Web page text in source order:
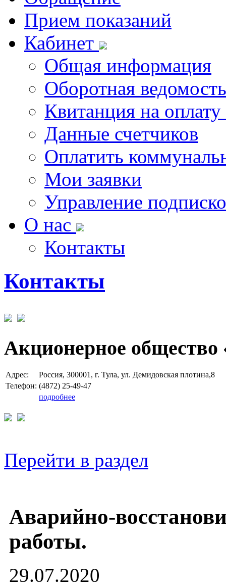
Прием показаний
Кабинет
Общая информация
Оборотная ведомость
Квитанция на
Данные счетчиков
Оплатить
Мои заявки
Управление
О нас
Контакты
Контакты
Акционерное общество
Адрес:
Россия, 300001, г. Тула, ул. Демидовская плотина,8
Телефон: (4872) 25-49-47
подробнее
Перейти в раздел
Аварийно-
работы.
29.07.2020